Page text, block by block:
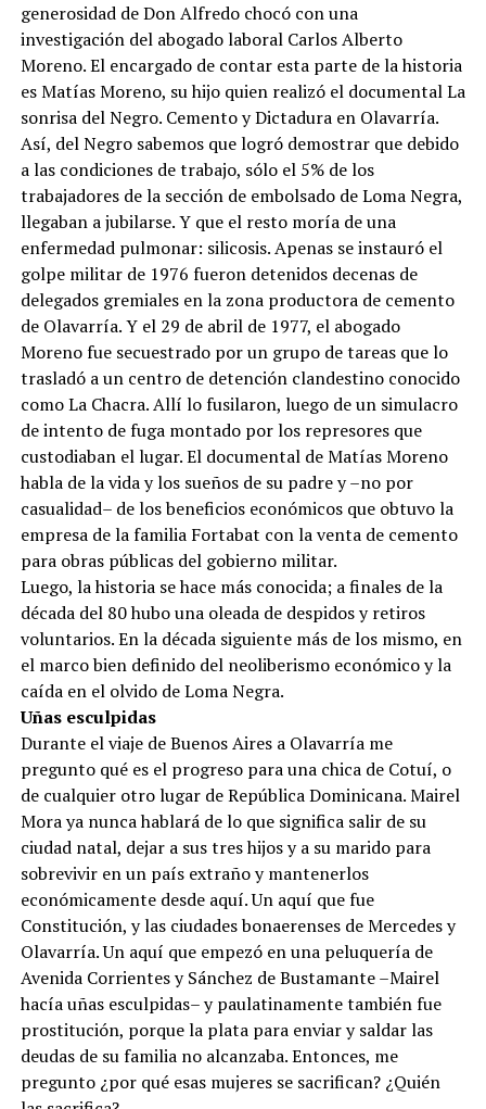
generosidad de Don Alfredo chocó con una
investigación del abogado laboral Carlos Alberto
Moreno. El encargado de contar esta parte de la historia
es Matías Moreno, su hijo quien realizó el documental La
sonrisa del Negro. Cemento y Dictadura en Olavarría.
Así, del Negro sabemos que logró demostrar que debido
a las condiciones de trabajo, sólo el 5% de los
trabajadores de la sección de embolsado de Loma Negra,
llegaban a jubilarse. Y que el resto moría de una
enfermedad pulmonar: silicosis. Apenas se instauró el
golpe militar de 1976 fueron detenidos decenas de
delegados gremiales en la zona productora de cemento
de Olavarría. Y el 29 de abril de 1977, el abogado
Moreno fue secuestrado por un grupo de tareas que lo
trasladó a un centro de detención clandestino conocido
como La Chacra. Allí lo fusilaron, luego de un simulacro
de intento de fuga montado por los represores que
custodiaban el lugar. El documental de Matías Moreno
habla de la vida y los sueños de su padre y –no por
casualidad– de los beneficios económicos que obtuvo la
empresa de la familia Fortabat con la venta de cemento
para obras públicas del gobierno militar.
Luego, la historia se hace más conocida; a finales de la
década del 80 hubo una oleada de despidos y retiros
voluntarios. En la década siguiente más de los mismo, en
el marco bien definido del neoliberismo económico y la
caída en el olvido de Loma Negra.
Uñas esculpidas
Durante el viaje de Buenos Aires a Olavarría me
pregunto qué es el progreso para una chica de Cotuí, o
de cualquier otro lugar de República Dominicana. Mairel
Mora ya nunca hablará de lo que significa salir de su
ciudad natal, dejar a sus tres hijos y a su marido para
sobrevivir en un país extraño y mantenerlos
económicamente desde aquí. Un aquí que fue
Constitución, y las ciudades bonaerenses de Mercedes y
Olavarría. Un aquí que empezó en una peluquería de
Avenida Corrientes y Sánchez de Bustamante –Mairel
hacía uñas esculpidas– y paulatinamente también fue
prostitución, porque la plata para enviar y saldar las
deudas de su familia no alcanzaba. Entonces, me
pregunto ¿por qué esas mujeres se sacrifican? ¿Quién